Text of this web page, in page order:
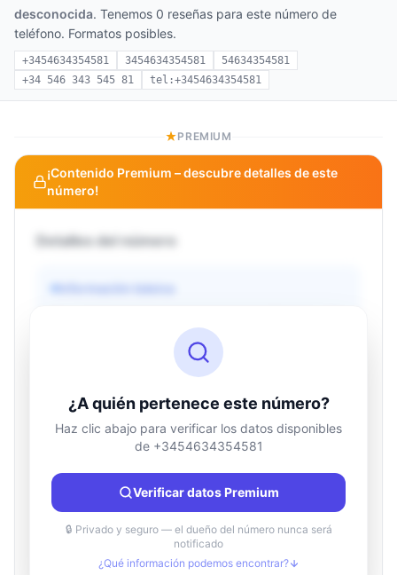
desconocida. Tenemos 0 reseñas para este número de
teléfono. Formatos posibles.
+3454634354581 3454634354581
54634354581
+34 546 343 545 81
tel:+3454634354581
PREMIUM
¡Contenido Premium – descubre detalles de este
número!
Detalles del número
Información básica
Información de ubicación
País
Desconocido
Ciudad
Desconocido
Región
Desconocido
¿A quién pertenece este número?
Haz clic abajo para verificar los datos disponibles
de +3454634354581
Verificar datos Premium
🔒 Privado y seguro — el dueño del número nunca será
notificado
¿Qué información podemos encontrar?